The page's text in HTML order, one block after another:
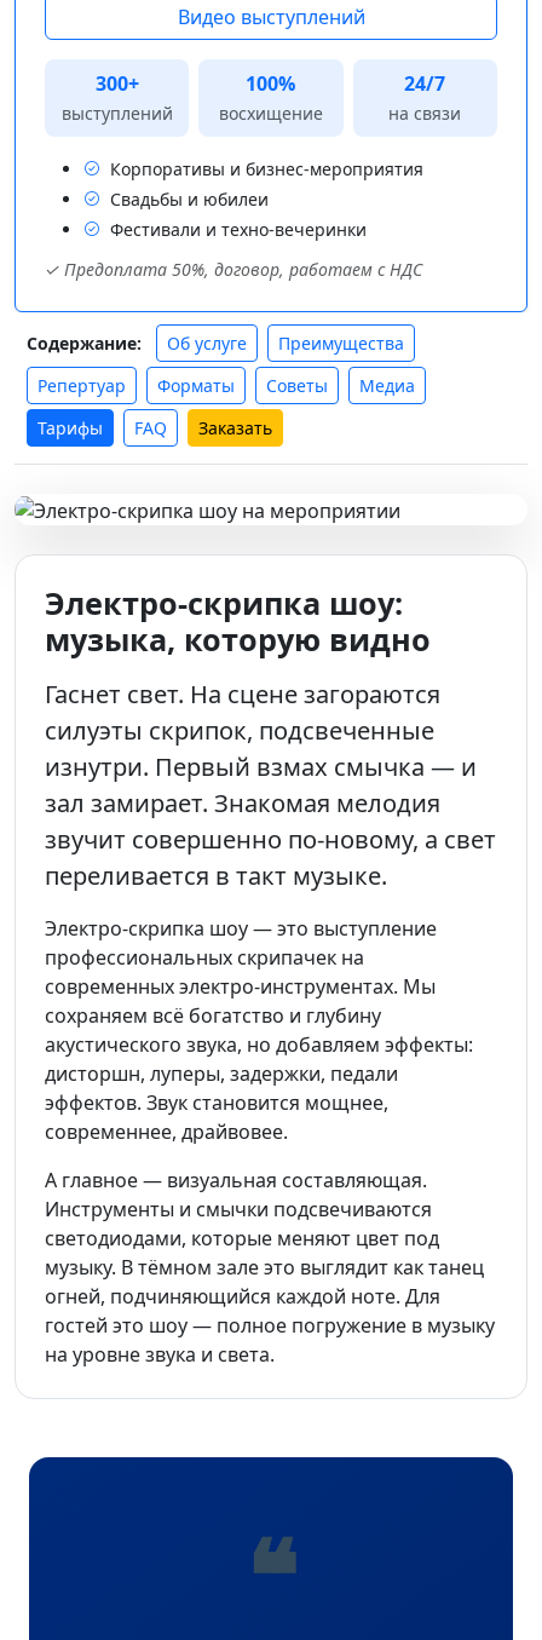
Видео выступлений
300+
выступлений
100%
восхищение
24/7
на связи
Корпоративы и бизнес-мероприятия
Свадьбы и юбилеи
Фестивали и техно-вечеринки
✓ Предоплата 50%, договор, работаем с НДС
Содержание: Об услуге
Преимущества
Репертуар
Форматы Советы
Медиа
Тарифы
FAQ Заказать
Электро-скрипка шоу:
музыка, которую видно
Гаснет свет. На сцене загораются
силуэты скрипок, подсвеченные
изнутри. Первый взмах смычка — и
зал замирает. Знакомая мелодия
звучит совершенно по-новому, а свет
переливается в такт музыке.
Электро-скрипка шоу — это выступление
профессиональных скрипачек на
современных электро-инструментах. Мы
сохраняем всё богатство и глубину
акустического звука, но добавляем эффекты:
дисторшн, луперы, задержки, педали
эффектов. Звук становится мощнее,
современнее, драйвовее.
А главное — визуальная составляющая.
Инструменты и смычки подсвечиваются
светодиодами, которые меняют цвет под
музыку. В тёмном зале это выглядит как танец
огней, подчиняющийся каждой ноте. Для
гостей это шоу — полное погружение в музыку
на уровне звука и света.
❝